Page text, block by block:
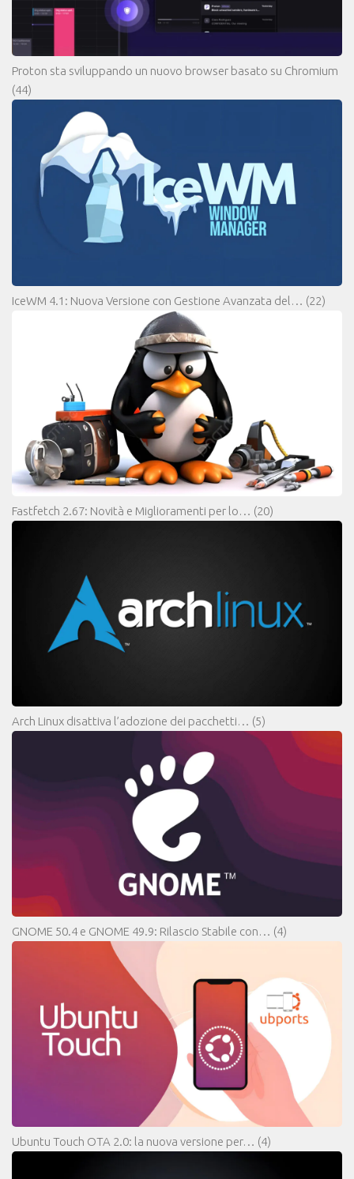
Proton sta sviluppando un nuovo browser basato su Chromium
(44)
IceWM 4.1: Nuova Versione con Gestione Avanzata del… (22)
Fastfetch 2.67: Novità e Miglioramenti per lo… (20)
Arch Linux disattiva l’adozione dei pacchetti… (5)
GNOME 50.4 e GNOME 49.9: Rilascio Stabile con… (4)
Ubuntu Touch OTA 2.0: la nuova versione per… (4)